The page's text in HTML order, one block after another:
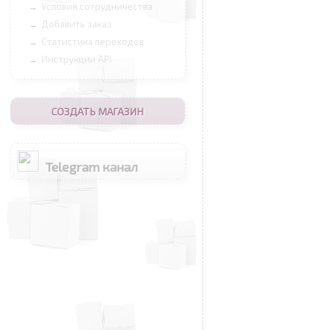
→ Условия сотрудничества
→ Добавить заказ
→ Статистика переходов
→ Инструкции API
СОЗДАТЬ МАГАЗИН
Telegram канал